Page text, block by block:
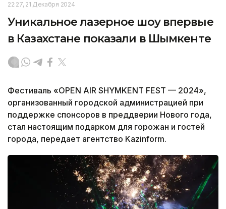
22:27, 21 Декабря 2024
Уникальное лазерное шоу впервые
в Казахстане показали в Шымкенте
Фестиваль «OPEN AIR SHYMKENT FEST — 2024»,
организованный городской администрацией при
поддержке спонсоров в преддверии Нового года,
стал настоящим подарком для горожан и гостей
города, передает агентство Kazinform.